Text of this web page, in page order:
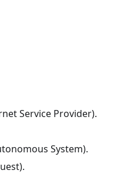
Service Provider).
System).